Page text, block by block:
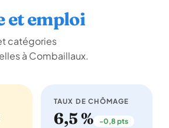
et emploi
catégories
à Combaillaux.
TAUX DE CHÔMAGE
6,5 % -0,8 pts